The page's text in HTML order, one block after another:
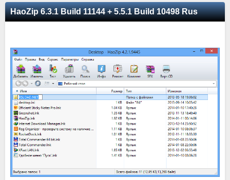
HaoZip 6.3.1 Build 11144 + 5.5.1 Build 10498 Rus